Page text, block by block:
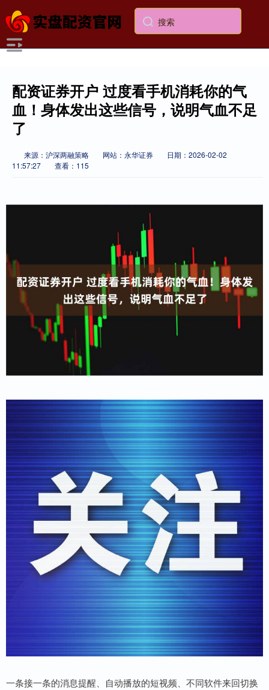
配资证券开户 过度看手机消耗你的气
血！身体发出这些信号，说明气血不足
了
来源：沪深两融策略 网站：永华证券
日期：2026-02-02
11:57:27
查看：115
一条接一条的消息提醒、自动播放的短视频、不同软件来回切换